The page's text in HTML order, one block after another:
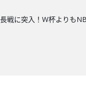
に突入！W杯よりも